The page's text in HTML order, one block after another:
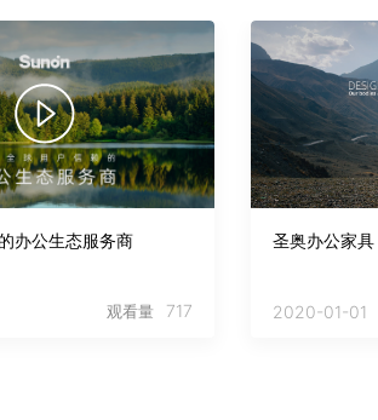
办公生态服务商
观看量 717
圣奥办公家
2020-01-01